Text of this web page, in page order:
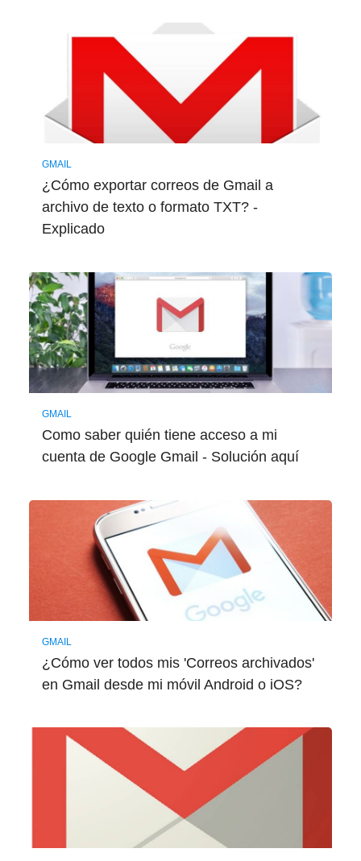
GMAIL
¿Cómo exportar correos de Gmail a
archivo de texto o formato TXT? -
Explicado
GMAIL
Como saber quién tiene acceso a mi
cuenta de Google Gmail - Solución aquí
GMAIL
¿Cómo ver todos mis 'Correos archivados'
en Gmail desde mi móvil Android o iOS?